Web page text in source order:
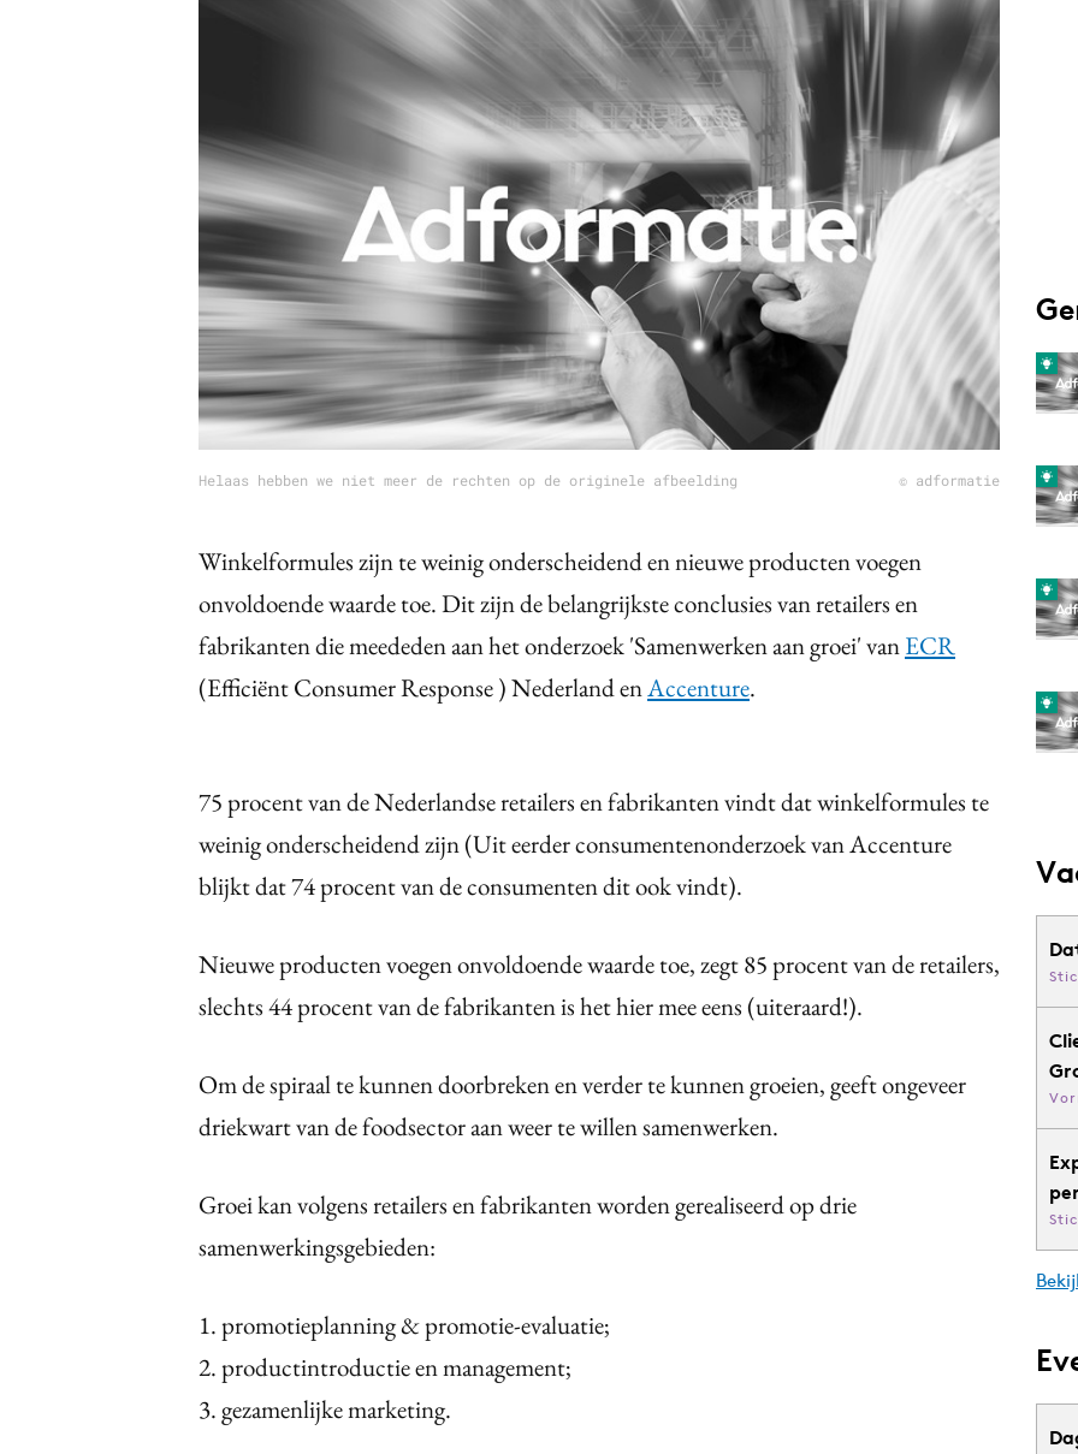
Gedragsverandering
Influencer marketing
Interne communicatie
Martech
Purpose Marketing
Reputatie & crisis
Helaas hebben we niet meer de rechten op de originele afbeelding © adformatie
Winkelformules zijn te weinig onderscheidend en nieuwe producten voegen
onvoldoende waarde toe. Dit zijn de belangrijkste conclusies van retailers en
fabrikanten die meededen aan het onderzoek 'Samenwerken aan groei' vanECR
(Efficiënt Consumer Response ) Nederland enAccenture.
75 procent van de Nederlandse retailers en fabrikanten vindt dat winkelformules te
weinig onderscheidend zijn (Uit eerder consumentenonderzoek van Accenture
blijkt dat 74 procent van de consumenten dit ook vindt).
Nieuwe producten voegen onvoldoende waarde toe, zegt 85 procent van de retailers,
slechts 44 procent van de fabrikanten is het hier mee eens (uiteraard!).
Om de spiraal te kunnen doorbreken en verder te kunnen groeien, geeft ongeveer
driekwart van de foodsector aan weer te willen samenwerken.
Groei kan volgens retailers en fabrikanten worden gerealiseerd op drie
samenwerkingsgebieden:
1. promotieplanning & promotie-evaluatie;
2. productintroductie en management;
3. gezamenlijke marketing.